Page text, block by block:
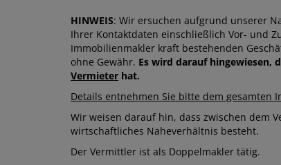
HINWEIS: Wir ersuchen aufgrund unserer
Ihrer Kontaktdaten einschließlich Vor- und
Immobilienmakler kraft bestehenden
ohne Gewähr. Es wird darauf hingewiesen,
Vermieter hat.
Details entnehmen Sie bitte dem gesamten
Wir weisen darauf hin, dass zwischen dem
wirtschaftliches Naheverhältnis besteht.
Der Vermittler ist als Doppelmakler tätig.